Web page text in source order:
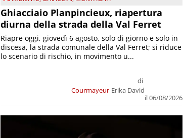
Ghiacciaio Planpincieux, riapertura
diurna della strada della Val Ferret
Courmayeur
di
Erika David
il 06/08/2026
Riapre oggi, giovedì 6 agosto, solo di giorno e solo in
discesa, la strada comunale della Val Ferret; si riduce
lo scenario di rischio, in movimento u...